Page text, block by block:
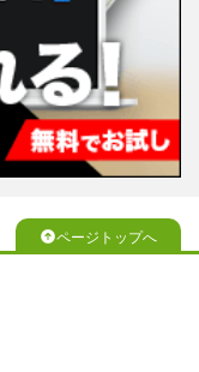
ページトップへ